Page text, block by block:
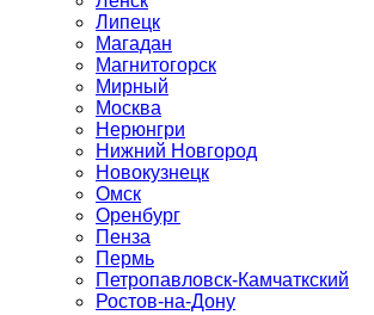
Липецк
Магадан
Магнитогорск
Мирный
Москва
Нерюнгри
Нижний Новгород
Новокузнецк
Омск
Оренбург
Пенза
Пермь
Петропавловск-Камчаткский
Ростов-на-Дону